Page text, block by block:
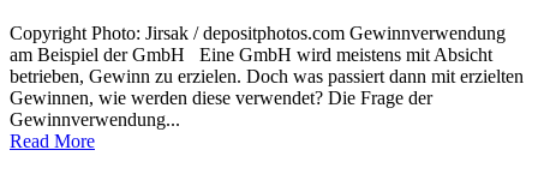
Copyright Photo: Jirsak / depositphotos.com Gewinnverwendung
am Beispiel der GmbH Eine GmbH wird meistens mit Absicht
betrieben, Gewinn zu erzielen. Doch was passiert dann mit erzielten
Gewinnen, wie werden diese verwendet? Die Frage der
Gewinnverwendung...
Read More